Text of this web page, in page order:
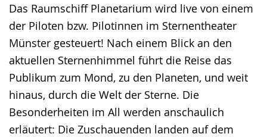
Das Raumschiff Planetarium wird live von einem
der Piloten bzw. Pilotinnen im Sternentheater
Münster gesteuert! Nach einem Blick an den
aktuellen Sternenhimmel führt die Reise das
Publikum zum Mond, zu den Planeten, und weit
hinaus, durch die Welt der Sterne. Die
Besonderheiten im All werden anschaulich
erläutert: Die Zuschauenden landen auf dem